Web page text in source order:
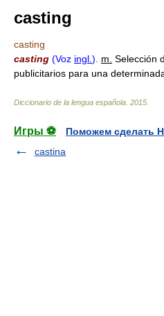
casting
casting
casting (Voz ingl. ). m. Selección
publicitarios para una
Diccionario de la lengua española 2015
Игры ⚽
Поможем сделать
castina